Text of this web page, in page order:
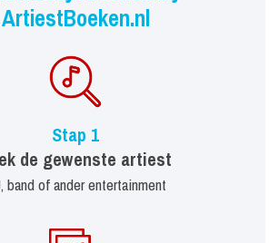
ArtiestBoeken.nl
Stap 1
de gewenste artiest
band of ander entertainment